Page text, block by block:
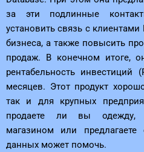
за эти подлинные
установить связь с
бизнеса, а также повысить
продаж. В конечном итоге,
рентабельность инвестиций
месяцев. Этот продукт
так и для крупных
продаете ли вы одежду,
магазином или предлагаете
данных может помочь.